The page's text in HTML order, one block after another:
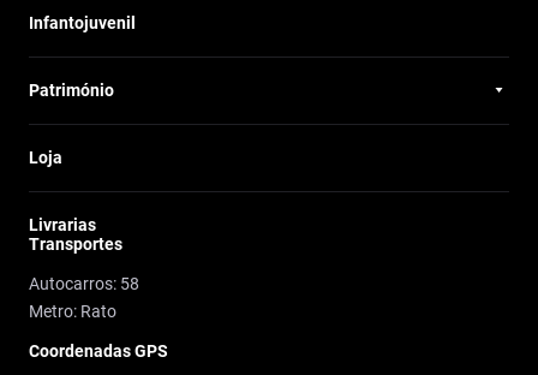
Infantojuvenil
Património
Loja
Livrarias
Transportes
Autocarros: 58
Metro: Rato
Coordenadas GPS